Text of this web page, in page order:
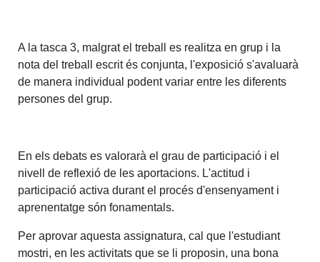
A la tasca 3, malgrat el treball es realitza en grup i la
nota del treball escrit és conjunta, l'exposició s'avaluarà
de manera individual podent variar entre les diferents
persones del grup.
En els debats es valorarà el grau de participació i el
nivell de reflexió de les aportacions. L'actitud i
participació activa durant el procés d'ensenyament i
aprenentatge són fonamentals.
Per aprovar aquesta assignatura, cal que l'estudiant
mostri, en les activitats que se li proposin, una bona